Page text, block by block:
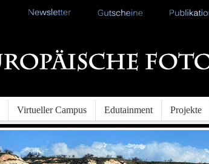
Virtueller Campus Edutainment Projekte